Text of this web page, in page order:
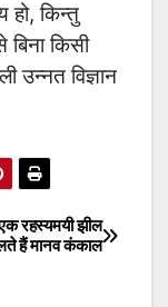
हो, किन्तु
किसी
उन्नत विज्ञान
रहस्यमयी झील
हैं मानव कंकाल